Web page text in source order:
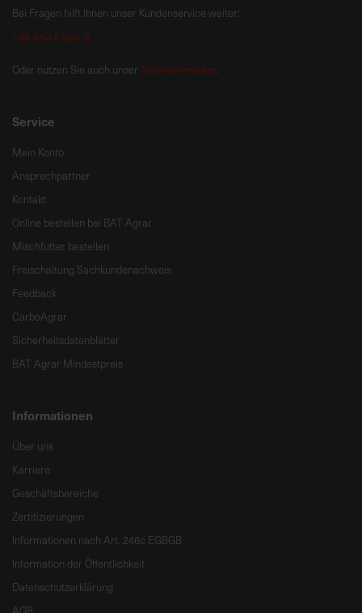
Bei Fragen hilft Ihnen unser Kundenservice weiter:
+49 4541 806 0
Oder nutzen Sie auch unser Onlineformular.
Service
Mein Konto
Ansprechpartner
Kontakt
Online bestellen bei BAT Agrar
Mischfutter bestellen
Freischaltung Sachkundenachweis
Feedback
CarboAgrar
Sicherheitsdatenblätter
BAT Agrar Mindestpreis
Informationen
Über uns
Karriere
Geschäftsbereiche
Zertifizierungen
Informationen nach Art. 246c EGBGB
Information der Öffentlichkeit
Datenschutzerklärung